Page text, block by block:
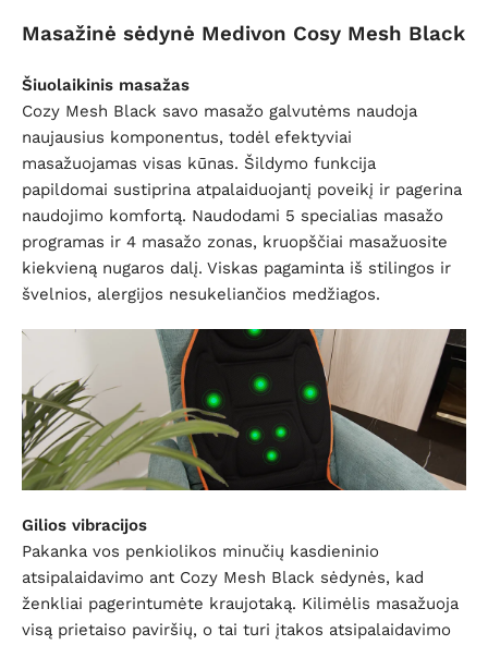
Masažinė sėdynė Medivon Cosy Mesh Black
Šiuolaikinis masažas
Cozy Mesh Black savo masažo galvutėms naudoja
naujausius komponentus, todėl efektyviai
masažuojamas visas kūnas. Šildymo funkcija
papildomai sustiprina atpalaiduojantį poveikį ir pagerina
naudojimo komfortą. Naudodami 5 specialias masažo
programas ir 4 masažo zonas, kruopščiai masažuosite
kiekvieną nugaros dalį. Viskas pagaminta iš stilingos ir
švelnios, alergijos nesukeliančios medžiagos.
Gilios vibracijos
Pakanka vos penkiolikos minučių kasdieninio
atsipalaidavimo ant Cozy Mesh Black sėdynės, kad
ženkliai pagerintumėte kraujotaką. Kilimėlis masažuoja
visą prietaiso paviršių, o tai turi įtakos atsipalaidavimo